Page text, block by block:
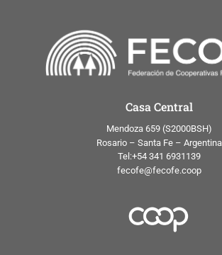
Casa Central
Mendoza 659 (S2000BSH)
Rosario – Santa Fe – Argentina
Tel:+54 341 6931139
fecofe@fecofe.coop